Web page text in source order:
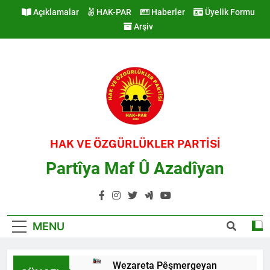
Açıklamalar HAK-PAR Haberler
Üyelik Formu
Arşiv
HAK VE ÖZGÜRLÜKLER PARTİSİ
Partîya Maf Û Azadîyan
MENU
Wezareta Pêşmergeyan